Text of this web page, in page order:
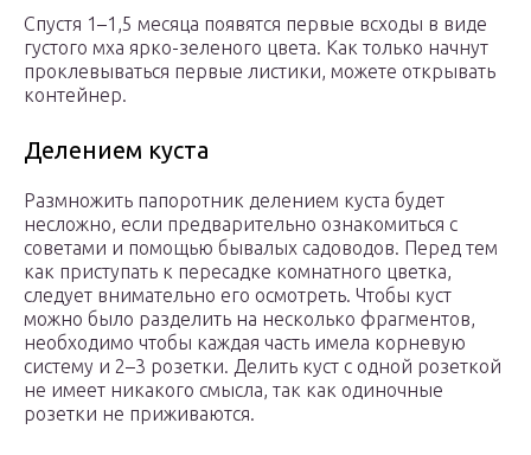
Спустя 1–1,5 месяца появятся первые всходы в виде
густого мха ярко-зеленого цвета. Как только начнут
проклевываться первые листики, можете открывать
контейнер.
Делением куста
Размножить папоротник делением куста будет
несложно, если предварительно ознакомиться с
советами и помощью бывалых садоводов. Перед тем
как приступать к пересадке комнатного цветка,
следует внимательно его осмотреть. Чтобы куст
можно было разделить на несколько фрагментов,
необходимо чтобы каждая часть имела корневую
систему и 2–3 розетки. Делить куст с одной розеткой
не имеет никакого смысла, так как одиночные
розетки не приживаются.